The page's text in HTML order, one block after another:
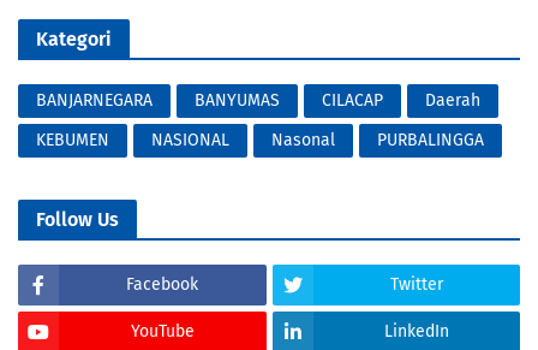
Kategori
BANJARNEGARA BANYUMAS CILACAP
Daerah
KEBUMEN
NASIONAL Nasonal PURBALINGGA
Follow Us
Facebook Twitter
YouTube LinkedIn